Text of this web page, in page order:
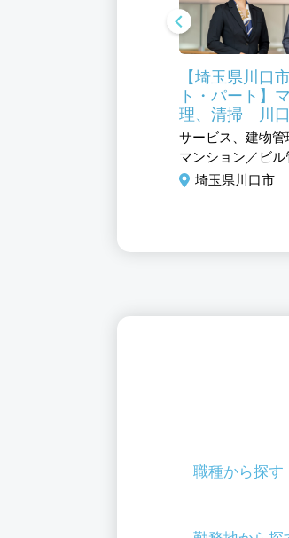
【埼玉県川口
ト・パート】
理、清掃 川
方も大歓迎で
サービス、建物管
マンション／ビ
埼玉県川口市
職種から探す